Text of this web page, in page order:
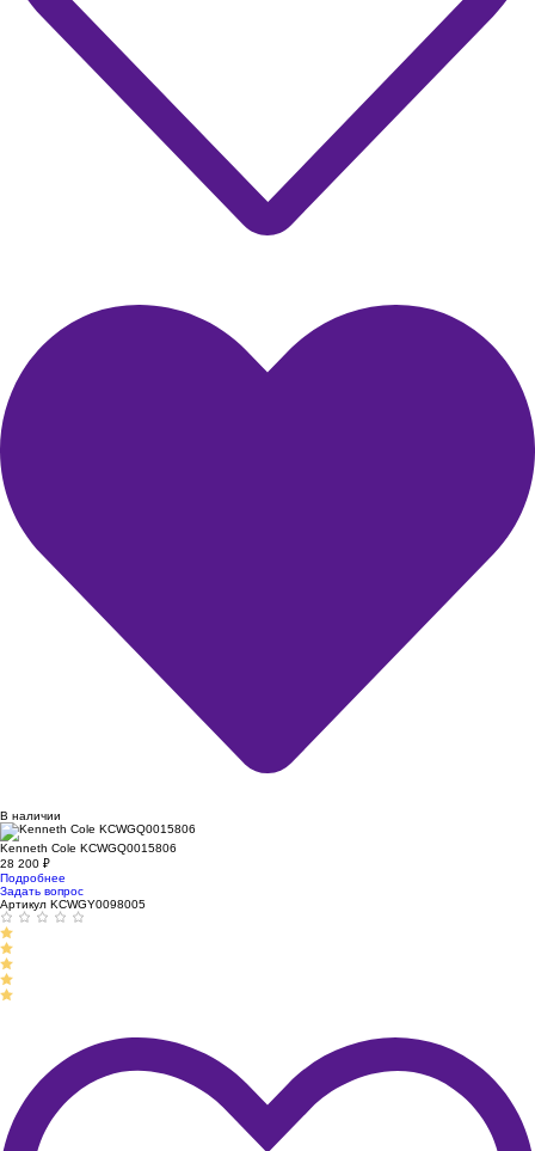
В наличии
Kenneth Cole KCWGQ0015806
28 200 ₽
Подробнее
Задать вопрос
Артикул KCWGY0098005